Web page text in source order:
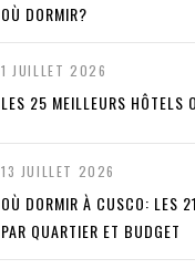
OÙ DORMIR?
1 JUILLET 2026
LES 25 MEILLEURS HÔTELS
13 JUILLET 2026
OÙ DORMIR À CUSCO: LES
PAR QUARTIER ET BUDGET